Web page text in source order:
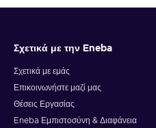
Σχετικά με την Eneba
Σχετικά με εμάς
Επικοινωνήστε μαζί μας
Θέσεις Εργασίας
Eneba Εμπιστοσύνη & Διαφάνεια